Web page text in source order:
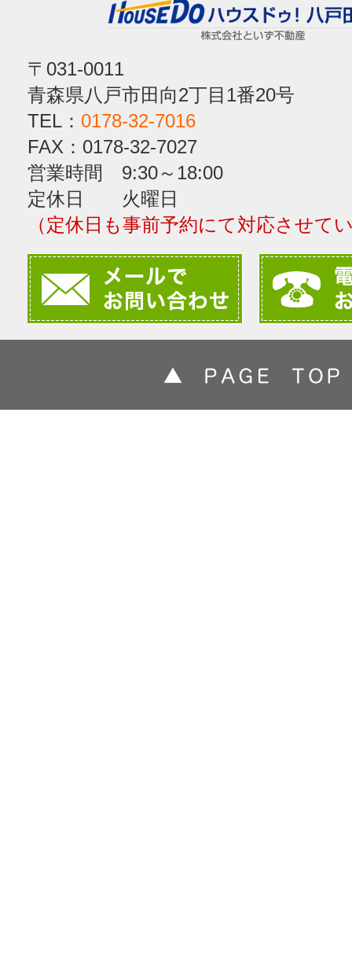
〒031-0011
青森県八戸市田向2丁目1番20号
TEL： 0178-32-7016
FAX：0178-32-7027
営業時間 9:30～18:00
定休日 火曜日
（定休日も事前予約にて対応させて